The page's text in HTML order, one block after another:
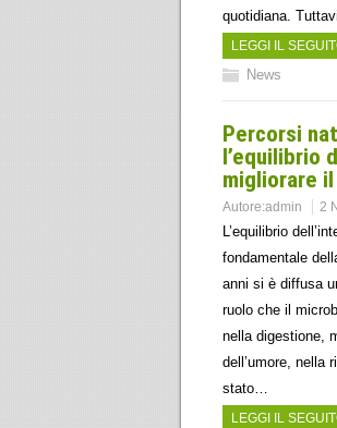
quotidiana.
LEGGI IL
News
Percorsi
l’equilibrio
migliorare
Autore:admin 2
L’equilibrio
fondamentale
anni si è diffusa
ruolo che il
nella digestione,
dell’umore, nella
stato…
LEGGI IL